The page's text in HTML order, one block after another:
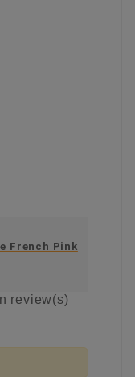
French Pink
review(s)